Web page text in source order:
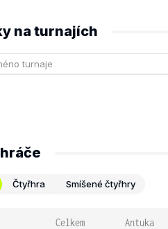
na turnajích
Čtyřhra Smíšené čtyřhry
Celkem Antuka